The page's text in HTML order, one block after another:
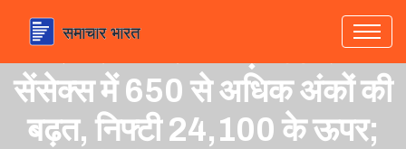
शेयर बाजार की बड़ी उछाल:
सेंसेक्स में 650 से अधिक अंकों की
बढ़त, निफ्टी 24,100 के ऊपर;